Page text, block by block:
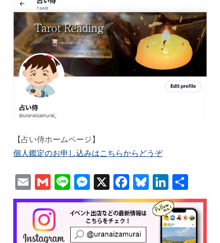
【占い侍ホームページ】
個人鑑定のお申し込みはこちらからどうぞ
EmailGmail
LineMessenger
X Facebook
Bluesky
共
有